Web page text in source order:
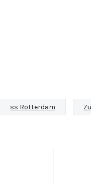
ss Rotterdam